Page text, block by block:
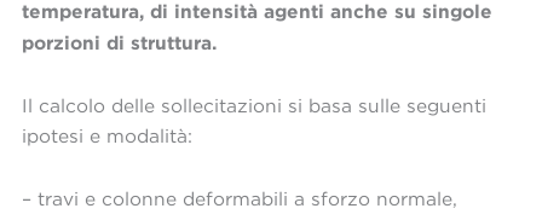
temperatura, di intensità agenti anche su singole
porzioni di struttura.
Il calcolo delle sollecitazioni si basa sulle seguenti
ipotesi e modalità:
– travi e colonne deformabili a sforzo normale,